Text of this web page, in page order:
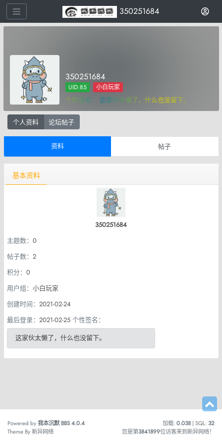
350251684
350251684
UID:85 小白玩家
个性签名： 这家伙太懒了，什么也没留下。
个人资料 论坛帖子
资料 帖子
基本资料
350251684
主题数： 0
帖子数： 2
积分： 0
用户组： 小白玩家
创建时间： 2021-02-24
最后登录： 2021-02-25 个性签名：
这家伙太懒了，什么也没留下。
Powered by我本沉默 BBS4.0.4
Theme By新异网络
加载:0.038 | SQL:32
您是第3841899位访客来到新异网络！